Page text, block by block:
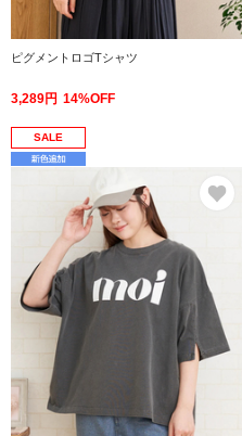
ピグメントロゴTシャツ
3,289円 14%OFF
SALE